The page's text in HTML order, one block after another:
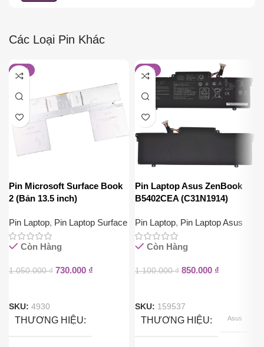
Các Loại Pin Khác
-30%
Pin Microsoft Surface Book
2 (Bản 13.5 inch)
Pin Laptop, Pin Laptop Surface
Còn Hàng
1.050.000₫ 730.000 ₫
SKU: 4930
THƯƠNG HIỆU
-23%
Pin Laptop Asus ZenBook
B5402CEA (C31N1914)
Pin Laptop, Pin Laptop Asus
Còn Hàng
1.100.000₫ 850.000 ₫
SKU: 159537
THƯƠNG HIỆU Asus